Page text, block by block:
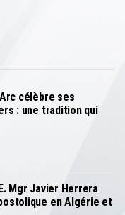
célèbre ses
: une tradition qui
Mgr Javier Herrera
en Algérie et